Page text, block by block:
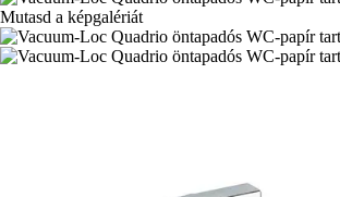
Mutasd a képgalériát